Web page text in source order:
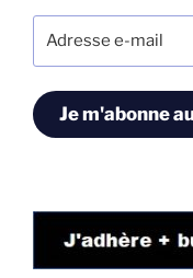
Je m'abonne